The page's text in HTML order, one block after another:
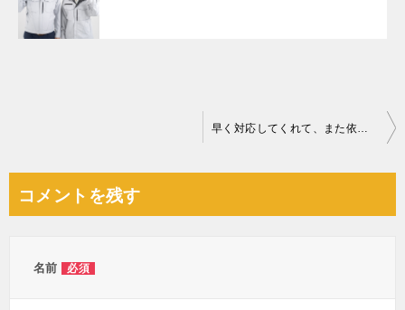
ビ
早く対応してくれて、また依頼したくなる作業内容でした！
コメントを残す
名前 必須